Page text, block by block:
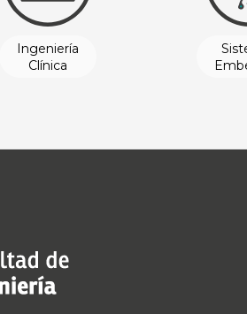
Ingeniería
Ingeniería
Clínica